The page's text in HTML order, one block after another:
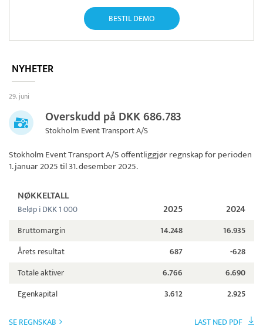
BESTIL DEMO
NYHETER
29. juni
Overskudd på DKK 686.783
Stokholm Event Transport A/S
Stokholm Event Transport A/Soffentliggjør regnskap for perioden
1. januar 2025 til 31. desember 2025.
NØKKELTALL
Beløp i DKK 1 000 2025 2024
Bruttomargin 14.248
16.935
Årets resultat
687
-628
Totale aktiver
6.766
6.690
Egenkapital
3.612 2.925
SE REGNSKAB LAST NED PDF